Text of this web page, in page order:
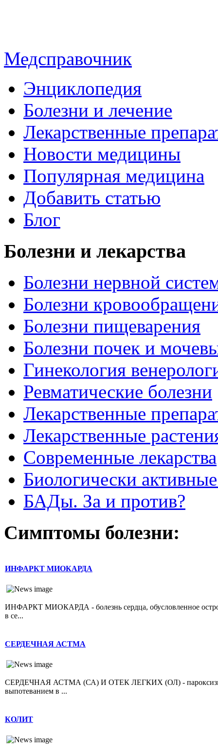
Медсправочник
Энциклопедия
Болезни и лечение
Лекарственные
Новости медицины
Популярная медицина
Добавить статью
Блог
Болезни и лекарства
Болезни нервной
Болезни
Болезни пищеварения
Болезни почек и
Гинекология
Ревматические болезни
Лекарственные
Лекарственные
Современные лекарства
Биологически
БАДы. За и против?
Симптомы болезни:
ИНФАРКТ МИОКАРДА
ИНФАРКТ МИОКАРДА - болезнь сердца, обусловленное острой
в се...
СЕРДЕЧНАЯ АСТМА
СЕРДЕЧНАЯ АСТМА (СА) И ОТЕК ЛЕГКИХ (ОЛ) -
выпотеванием в ...
КОЛИТ